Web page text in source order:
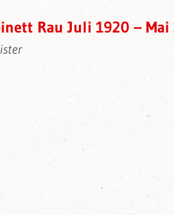
Rau Juli 1920 – Mai